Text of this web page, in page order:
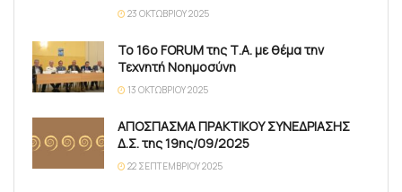
23 ΟΚΤΩΒΡΊΟΥ 2025
Το 16ο FORUM της Τ.Α. με θέμα την
Τεχνητή Νοημοσύνη
13 ΟΚΤΩΒΡΊΟΥ 2025
ΑΠΟΣΠΑΣΜΑ ΠΡΑΚΤΙΚΟΥ ΣΥΝΕΔΡΙΑΣΗΣ
Δ.Σ. της 19ης/09/2025
22 ΣΕΠΤΕΜΒΡΊΟΥ 2025